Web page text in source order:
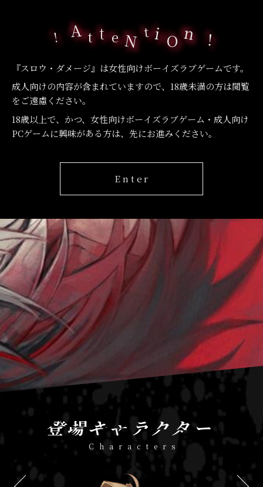
At t eNtiOn
『スロウ・ダメージ』は女性向けボーイズラブゲームです。
成人向けの内容が含まれていますので、18歳未満の方は閲覧
をご遠慮ください。
18歳以上で、かつ、女性向けボーイズラブゲーム・成人向け
PCゲームに興味がある方は、先にお進みください。
Enter
登場キャラクター
Characters